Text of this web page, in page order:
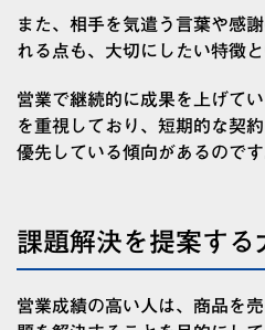
また、相手を気遣う言葉や感
れる点も、大切にしたい特徴と
営業で継続的に成果を上げて
を重視しており、短期的な契
優先している傾向があるのです
課題解決を提案する
営業成績の高い人は、商品を